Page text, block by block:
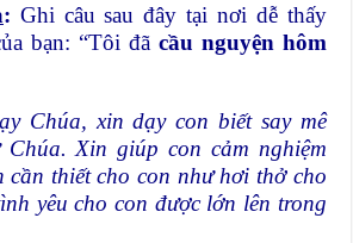
: Ghi câu sau đây tại nơi dễ thấy
bạn: “Tôi đã cầu nguyện hôm
Chúa, xin dạy con biết say mê
Chúa. Xin giúp con cảm nghiệm
cần thiết cho con như hơi thở cho
yêu cho con được lớn lên trong